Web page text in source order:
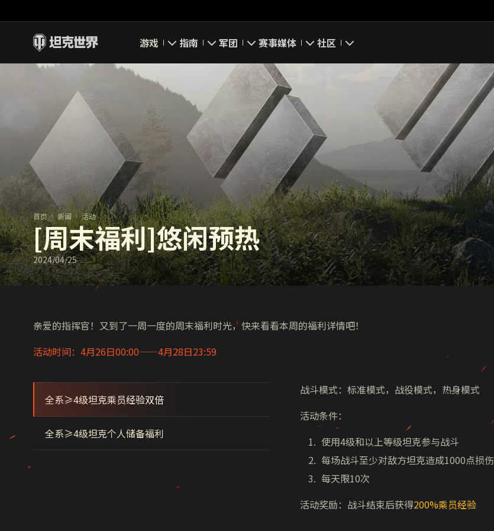
游戏
即刻下载
新闻
坦克百科
评级
指南
高级用户
完整指南
经济系统
游戏规则
军团
要塞
军团评级
军团页面
赛事媒体
游戏截图
游戏壁纸
游戏音乐
你好，吾久
万圣节
《以战止战》
社区
官方自媒体
首页 新闻 活动
[周末福利]悠闲预热
2024/04/25
亲爱的指挥官！又到了一周一度的周末福利时光，快来看看本周的福利详情吧！
活动时间：4月26日00:00——4月28日23:59
全系≥4级坦克乘员经验双倍
全系≥4级坦克个人储备福利
战斗模式：标准模式，战役模式，热身模式
活动条件：
使用4级和以上等级坦克参与战斗
每场战斗至少对敌方坦克造成1000点损伤
每天限10次
活动奖励：战斗结束后获得200%乘员经验